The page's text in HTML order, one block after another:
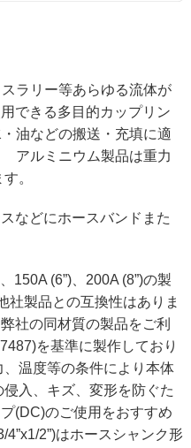
ラリー等あらゆる流体が
できる多目的カップリン
油などの搬送・充填に適
アルミニウム製品は重力
。
などにホースバンドまた
150A (6”)、200A (8”)の製
社製品との互換性はありま
社の同材質の製品をご利
を基準に製作しており
温度等の条件により本体
入、キズ、変形を防ぐた
(DC)のご使用をおすすめ
4”x1/2”)はホースシャンク形